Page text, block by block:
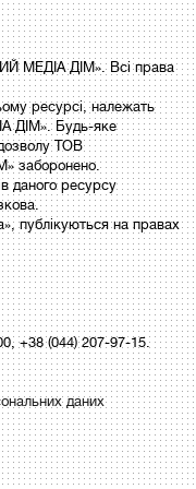
МЕДІА ДІМ». Всі права
ресурсі, належать
ДІМ». Будь-яке
ТОВ
заборонено.
даного ресурсу
публікуються на правах
+38 (044) 207-97-15.
даних